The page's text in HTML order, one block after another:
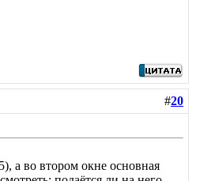
#20
а во втором окне основная